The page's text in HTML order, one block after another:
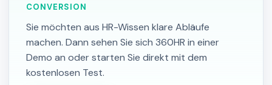
CONVERSION
Sie möchten aus HR-Wissen klare Abläufe
machen. Dann sehen Sie sich 360HR in einer
Demo an oder starten Sie direkt mit dem
kostenlosen Test.